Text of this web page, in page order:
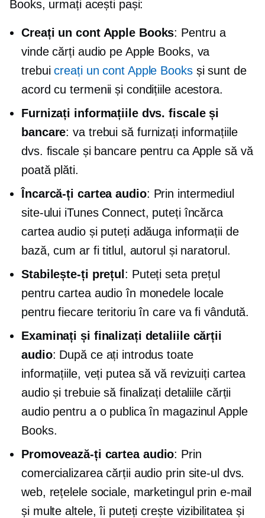
Books, urmați acești pași:
Creați un cont Apple Books: Pentru a
vinde cărți audio pe Apple Books, va
trebuicreați un cont Apple Booksși sunt de
acord cu termenii și condițiile acestora.
Furnizați informațiile dvs. fiscale și
bancare: va trebui să furnizați informațiile
dvs. fiscale și bancare pentru ca Apple să vă
poată plăti.
Încarcă-ți cartea audio: Prin intermediul
site-ului iTunes Connect, puteți încărca
cartea audio și puteți adăuga informații de
bază, cum ar fi titlul, autorul și naratorul.
Stabilește-ți prețul : Puteți seta prețul
pentru cartea audio în monedele locale
pentru fiecare teritoriu în care va fi vândută.
Examinați și finalizați detaliile cărții
audio: După ce ați introdus toate
informațiile, veți putea să vă revizuiți cartea
audio și trebuie să finalizați detaliile cărții
audio pentru a o publica în magazinul Apple
Books.
Promovează-ți cartea audio: Prin
comercializarea cărții audio prin site-ul dvs.
web, rețelele sociale, marketingul prin e-mail
și multe altele, îi puteți crește vizibilitatea și